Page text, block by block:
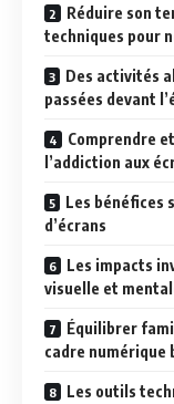
Réduire son
techniques pour
Des activités
passées devant
Comprendre
l’addiction aux
Les bénéfices
d’écrans
Les impacts
visuelle et
Équilibrer
cadre numérique
Les outils